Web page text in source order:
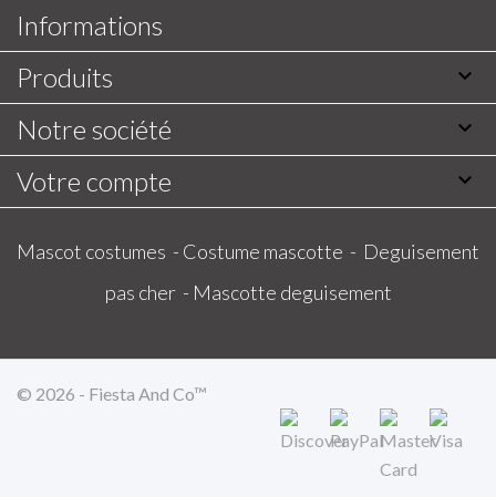
Informations
Produits

Notre société 
Votre compte 
Mascot costumes - Costume mascotte - Deguisement
pas cher - Mascotte deguisement
© 2026 - Fiesta And Co™